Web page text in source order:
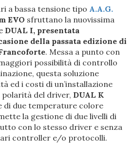
a bassa tensione tipo A.A.G.
EVO sfruttano la nuovissima
DUAL I, presentata
della passata edizione di
. Messa a punto con
possibilità di controllo
questa soluzione
ed i costi di un’installazione
del driver, DUAL K
di due temperature colore
la gestione di due livelli di
con lo stesso driver e senza
controller e/o protocolli.